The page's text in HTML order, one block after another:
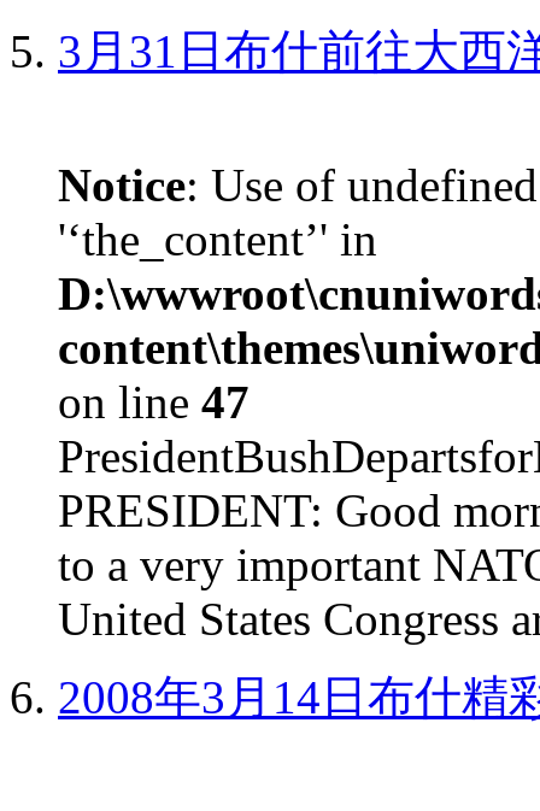
3月31日布什前往大西
Notice: Use of
'‘the_content’' in
on line 47
PRESIDENT: Good
to a very important
United States Congress
2008年3月14日布什精